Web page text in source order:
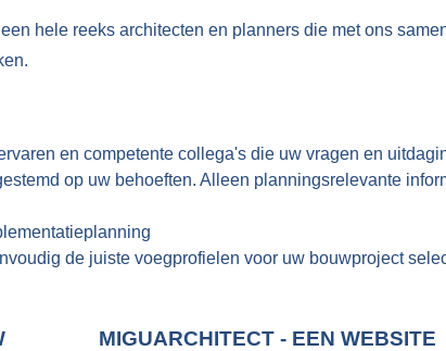
hele reeks architecten en planners die met ons
en competente collega's die uw vragen en
op uw behoeften. Alleen planningsrelevante
de juiste voegprofielen voor uw bouwproject
MIGUARCHITECT - EEN WEBSITE